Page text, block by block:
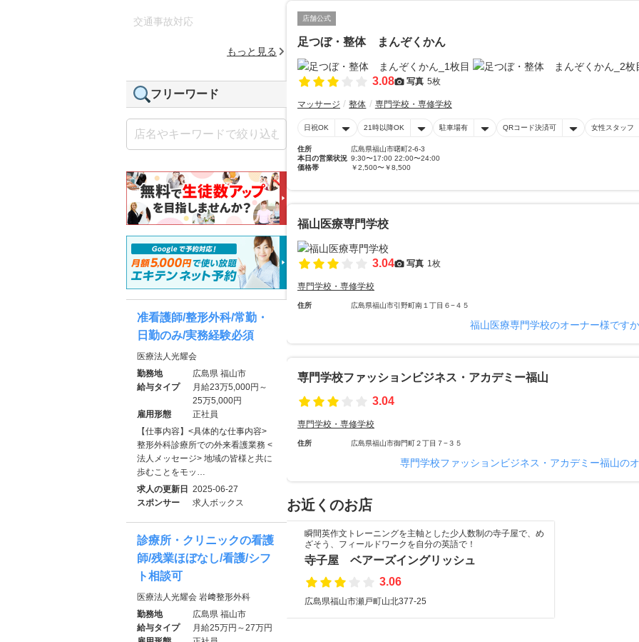
店舗公式
足つぼ・整体 まんぞくかん
3.08 写真 5枚
マッサージ 整体 専門学校・専修学校
日祝OK 21時以降OK 駐車場有 QRコード決済可 女性スタッフ
住所
広島県福山市曙町2-6-3
本日の営業状況 9:30〜17:00 22:00〜24:00
価格帯
￥2,500〜￥8,500
福山医療専門学校
3.04 写真 1枚
専門学校・専修学校
住所 広島県福山市引野町南１丁目６−４５
福山医療専門学校のオーナー様です
専門学校ファッションビジネス・アカデミー福山
3.04
専門学校・専修学校
住所 広島県福山市御門町２丁目７−３５
専門学校ファッションビジネス・アカデミー福山の
お近くのお店
瞬間英作文トレーニングを主軸とした少人数制の寺子屋で、め
ざそう、フィールドワークを自分の英語で！
寺子屋 ベアーズイングリッシュ
3.06
広島県福山市瀬戸町山北377-25
交通事故対応
もっと見る
フリーワード
准看護師/整形外科/常勤・
日勤のみ/実務経験必須
医療法人光耀会
勤務地
広島県 福山市
給与タイプ
月給23万5,000円～
25万5,000円
雇用形態
正社員
【仕事内容】<具体的な仕事内容>
整形外科診療所での外来看護業務 <
法人メッセージ> 地域の皆様と共に
歩むことをモッ…
求人の更新日 2025-06-27
スポンサー
求人ボックス
診療所・クリニックの看護
師/残業ほぼなし/看護/シフ
ト相談可
医療法人光耀会 岩﨑整形外科
勤務地
広島県 福山市
給与タイプ
月給25万円～27万円